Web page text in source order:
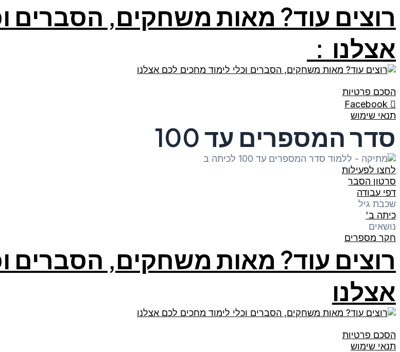
רוצים עוד? מאות משחקים, הסברים
אצלנו :
הסכם פרטיות
Facebook
תנאי שימוש
סדר המספרים עד 100
לחצו לפעילות
סרטון הסבר
דפי עבודה
שכבת גיל
כיתה ב'
נושאים
חקר מספרים
רוצים עוד? מאות משחקים, הסברים
אצלנו
הסכם פרטיות
תנאי שימוש